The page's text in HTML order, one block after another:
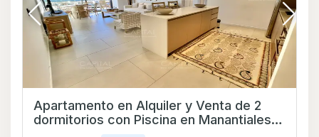
Apartamento en Alquiler y Venta de 2
dormitorios con Piscina en Manantiales,